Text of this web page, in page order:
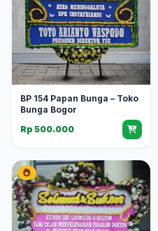
BP 154 Papan Bunga – Toko
Bunga Bogor
Rp 500.000